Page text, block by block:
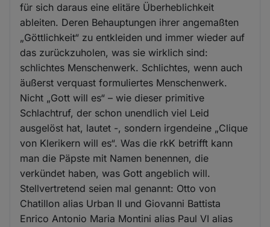
für sich daraus eine elitäre Überheblichkeit
ableiten. Deren Behauptungen ihrer angemaßten
„Göttlichkeit“ zu entkleiden und immer wieder auf
das zurückzuholen, was sie wirklich sind:
schlichtes Menschenwerk. Schlichtes, wenn auch
äußerst verquast formuliertes Menschenwerk.
Nicht „Gott will es“ – wie dieser primitive
Schlachtruf, der schon unendlich viel Leid
ausgelöst hat, lautet -, sondern irgendeine „Clique
von Klerikern will es“. Was die rkK betrifft kann
man die Päpste mit Namen benennen, die
verkündet haben, was Gott angeblich will.
Stellvertretend seien mal genannt: Otto von
Chatillon alias Urban II und Giovanni Battista
Enrico Antonio Maria Montini alias Paul VI alias